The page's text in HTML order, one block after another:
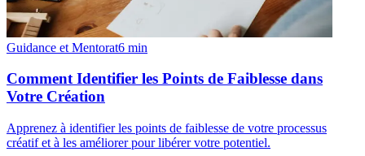
Guidance et Mentorat6 min
Comment Identifier les Points de Faiblesse dans
Votre Création
Apprenez à identifier les points de faiblesse de votre processus
créatif et à les améliorer pour libérer votre potentiel.